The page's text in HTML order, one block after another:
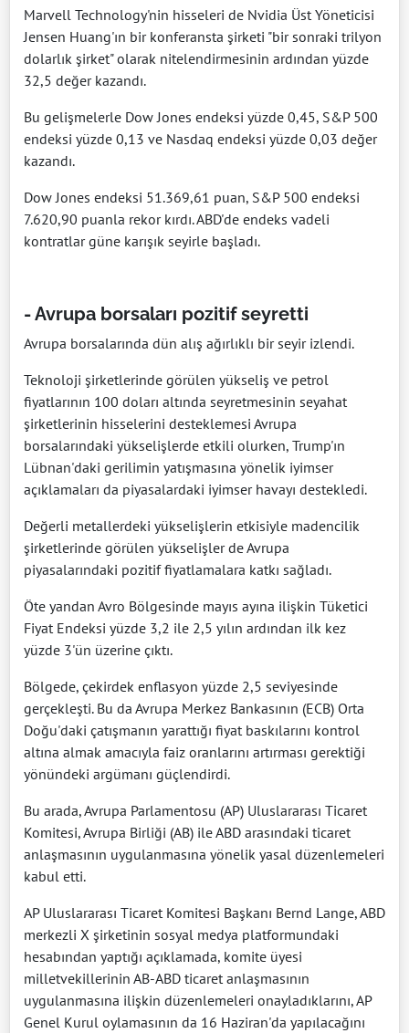
Marvell Technology'nin hisseleri de Nvidia Üst Yöneticisi
Jensen Huang'ın bir konferansta şirketi "bir sonraki trilyon
dolarlık şirket" olarak nitelendirmesinin ardından yüzde
32,5 değer kazandı.
Bu gelişmelerle Dow Jones endeksi yüzde 0,45, S&P 500
endeksi yüzde 0,13 ve Nasdaq endeksi yüzde 0,03 değer
kazandı.
Dow Jones endeksi 51.369,61 puan, S&P 500 endeksi
7.620,90 puanla rekor kırdı. ABD'de endeks vadeli
kontratlar güne karışık seyirle başladı.
- Avrupa borsaları pozitif seyretti
Avrupa borsalarında dün alış ağırlıklı bir seyir izlendi.
Teknoloji şirketlerinde görülen yükseliş ve petrol
fiyatlarının 100 doları altında seyretmesinin seyahat
şirketlerinin hisselerini desteklemesi Avrupa
borsalarındaki yükselişlerde etkili olurken, Trump'ın
Lübnan'daki gerilimin yatışmasına yönelik iyimser
açıklamaları da piyasalardaki iyimser havayı destekledi.
Değerli metallerdeki yükselişlerin etkisiyle madencilik
şirketlerinde görülen yükselişler de Avrupa
piyasalarındaki pozitif fiyatlamalara katkı sağladı.
Öte yandan Avro Bölgesinde mayıs ayına ilişkin Tüketici
Fiyat Endeksi yüzde 3,2 ile 2,5 yılın ardından ilk kez
yüzde 3'ün üzerine çıktı.
Bölgede, çekirdek enflasyon yüzde 2,5 seviyesinde
gerçekleşti. Bu da Avrupa Merkez Bankasının (ECB) Orta
Doğu'daki çatışmanın yarattığı fiyat baskılarını kontrol
altına almak amacıyla faiz oranlarını artırması gerektiği
yönündeki argümanı güçlendirdi.
Bu arada, Avrupa Parlamentosu (AP) Uluslararası Ticaret
Komitesi, Avrupa Birliği (AB) ile ABD arasındaki ticaret
anlaşmasının uygulanmasına yönelik yasal düzenlemeleri
kabul etti.
AP Uluslararası Ticaret Komitesi Başkanı Bernd Lange, ABD
merkezli X şirketinin sosyal medya platformundaki
hesabından yaptığı açıklamada, komite üyesi
milletvekillerinin AB-ABD ticaret anlaşmasının
uygulanmasına ilişkin düzenlemeleri onayladıklarını, AP
Genel Kurul oylamasının da 16 Haziran'da yapılacağını